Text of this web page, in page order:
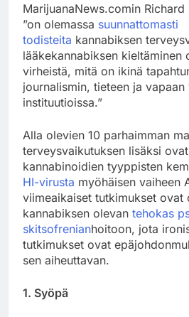
MarijuanaNews.comin
”on olemassa suunnattomasti
todisteita kannabiksen
lääkekannabiksen kieltäminen
virheistä, mitä on ikinä
journalismin, tieteen ja vapaan
instituutioissa.”
Alla olevien 10 parhaimman
terveysvaikutuksen lisäksi
kannabinoidien tyyppisten
HI-virusta myöhäisen vaiheen
viimeaikaiset tutkimukset ovat
kannabiksen olevan tehokas
skitsofrenianhoitoon, jota
tutkimukset ovat
sen aiheuttavan.
1. Syöpä